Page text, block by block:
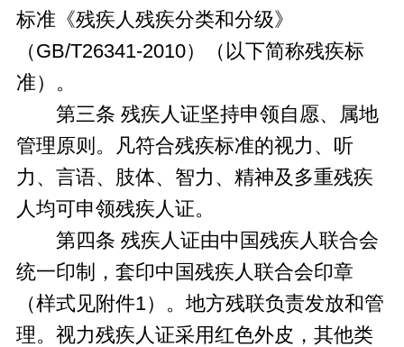
标准《残疾人残疾分类和分级》
（GB/T26341-2010）（以下简称残疾标
准）。
第三条 残疾人证坚持申领自愿、属地
管理原则。凡符合残疾标准的视力、听
力、言语、肢体、智力、精神及多重残疾
人均可申领残疾人证。
第四条 残疾人证由中国残疾人联合会
统一印制，套印中国残疾人联合会印章
（样式见附件1）。地方残联负责发放和管
理。视力残疾人证采用红色外皮，其他类